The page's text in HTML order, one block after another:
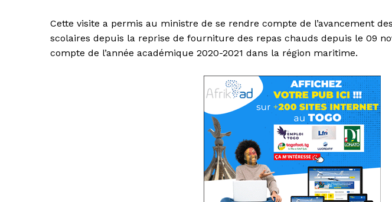
Cette visite a permis au ministre de se rendre compte de l’avancement
scolaires depuis la reprise de fourniture des repas chauds depuis le 09
compte de l’année académique 2020-2021 dans la région maritime.